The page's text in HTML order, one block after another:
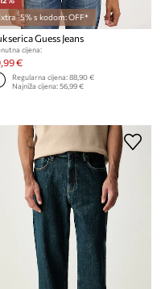
-5% s kodom: OFF*
Guess Jeans
cijena:
€
Regularna cijena:88,90 €
Najniža cijena:56,99 €